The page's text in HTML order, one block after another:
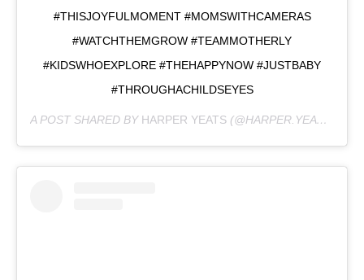
#THISJOYFULMOMENT #MOMSWITHCAMERAS
#WATCHTHEMGROW #TEAMMOTHERLY
#KIDSWHOEXPLORE #THEHAPPYNOW #JUSTBABY
#THROUGHACHILDSEYES
A POST SHARED BY HARPER YEATS (@HARPER.YEATS) ON